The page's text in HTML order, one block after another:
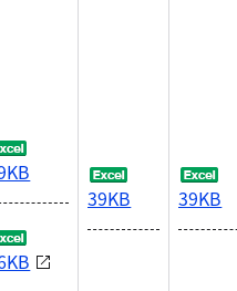
39KB 39KB